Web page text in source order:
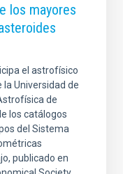
los mayores
el astrofísico
Universidad de
de
los catálogos
del Sistema
publicado en